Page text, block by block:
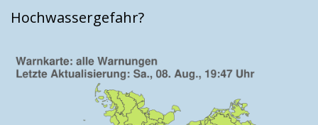
Hochwassergefahr?